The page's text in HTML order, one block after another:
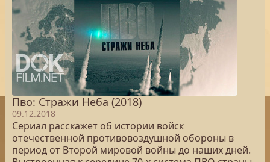
Пво: Стражи Неба (2018)
09.12.2018
Сериал расскажет об истории войск
отечественной противовоздушной обороны в
период от Второй мировой войны до наших дней.